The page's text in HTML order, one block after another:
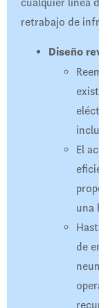
cualquier línea
retrabajo de
Diseño
El
una
de